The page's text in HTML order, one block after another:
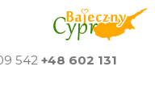
542 +48 602 131